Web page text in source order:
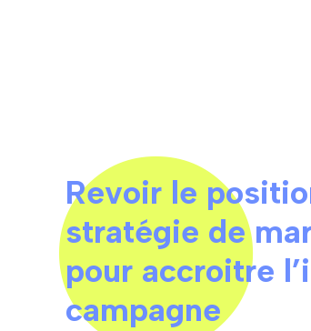
Revoir le
stratégie de
pour accroitre
campagne